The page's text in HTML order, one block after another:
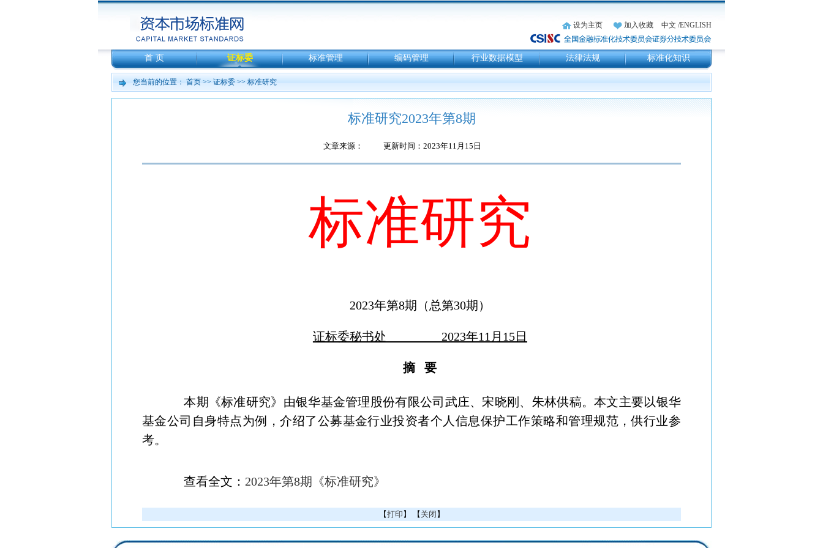
设为主页 加入收藏 中文 /ENGLISH
首 页 证标委 标准管理 编码管理 行业数据模型 法律法规 标准化知识
您当前的位置： 首页 >> 证标委 >> 标准研究
标准研究2023年第8期
文章来源： 更新时间：2023年11月15日
标准研究
2023年第8期（总第30期）
证标委秘书处 2023年11月15日
摘 要
本期《标准研究》由银华基金管理股份有限公司武庄、宋晓刚、朱林供稿。本文主要以银华
基金公司自身特点为例，介绍了公募基金行业投资者个人信息保护工作策略和管理规范，供行业参
考。
查看全文： 2023年第8期《标准研究》
【打印 】 【 关闭 】